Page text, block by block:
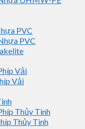
PVC
PVC
Vải
Vải
Thủy Tinh
Thủy Tinh